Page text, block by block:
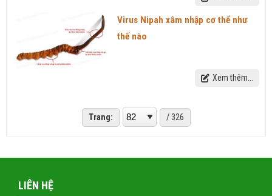
Virus Nipah xâm nhập cơ thể như
thế nào
Xem thêm...
Trang: / 326
LIÊN HỆ